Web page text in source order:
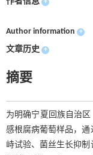
+
Author information +
文章历史 +
摘要
为明确宁夏回族自治
感根腐病葡萄样品，
峙试验、菌丝生长抑